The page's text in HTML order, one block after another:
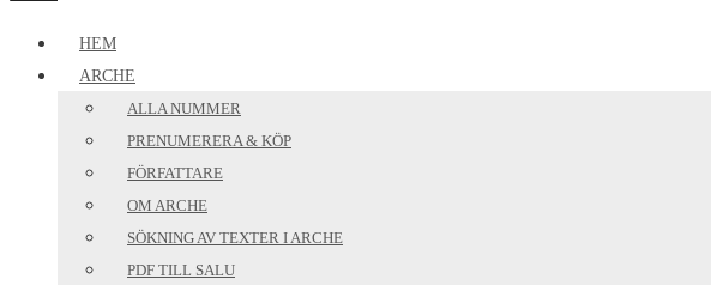
MENY
HEM
ARCHE
ALLA NUMMER
PRENUMERERA & KÖP
FÖRFATTARE
OM ARCHE
SÖKNING AV TEXTER I ARCHE
PDF TILL SALU